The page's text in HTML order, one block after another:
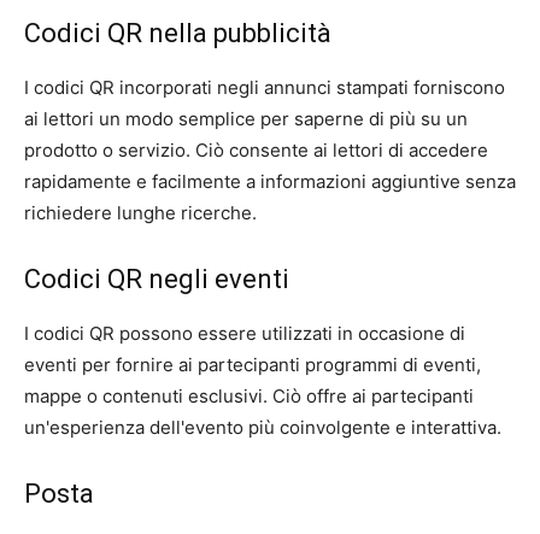
Codici QR nella pubblicità
I codici QR incorporati negli annunci stampati forniscono
ai lettori un modo semplice per saperne di più su un
prodotto o servizio. Ciò consente ai lettori di accedere
rapidamente e facilmente a informazioni aggiuntive senza
richiedere lunghe ricerche.
Codici QR negli eventi
I codici QR possono essere utilizzati in occasione di
eventi per fornire ai partecipanti programmi di eventi,
mappe o contenuti esclusivi. Ciò offre ai partecipanti
un'esperienza dell'evento più coinvolgente e interattiva.
Posta